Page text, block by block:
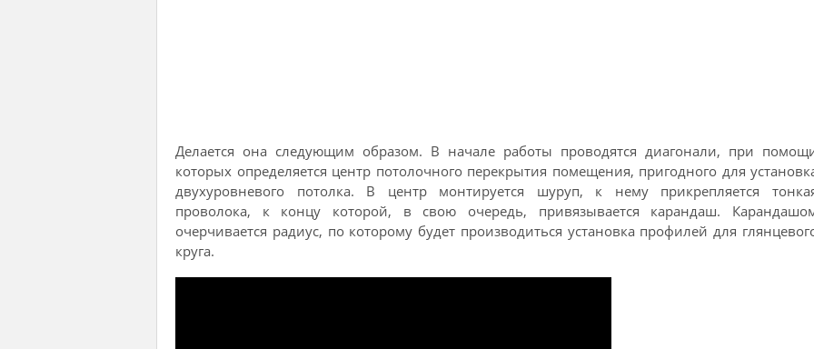
Делается она следующим образом. В начале работы проводятся диагонали, при
которых определяется центр потолочного перекрытия помещения, пригодного для
двухуровневого потолка. В центр монтируется шуруп, к нему прикрепляется
проволока, к концу которой, в свою очередь, привязывается карандаш.
очерчивается радиус, по которому будет производиться установка профилей для
круга.